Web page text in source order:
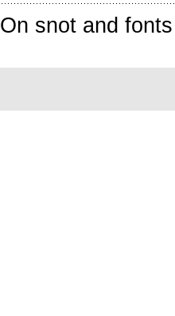
On snot and fonts